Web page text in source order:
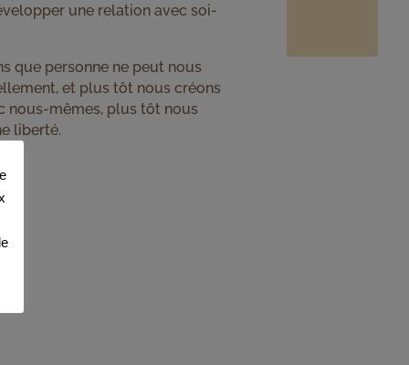
une relation avec soi-
que personne ne peut nous
et plus tôt nous créons
nous-mêmes, plus tôt nous
liberté.